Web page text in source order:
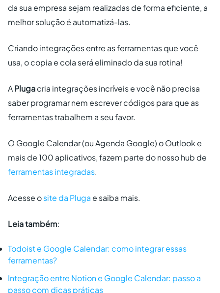
da sua empresa sejam realizadas de forma eficiente, a
melhor solução é automatizá-las.
Criando integrações entre as ferramentas que você
usa, o copia e cola será eliminado da sua rotina!
APlugacria integrações incríveis e você não precisa
saber programar nem escrever códigos para que as
ferramentas trabalhem a seu favor.
O Google Calendar (ou Agenda Google) o Outlook e
mais de 100 aplicativos, fazem parte do nosso hub de
ferramentas integradas.
Acesse osite da Pluga e saiba mais.
Leia também:
Todoist e Google Calendar: como integrar essas
ferramentas?
Integração entre Notion e Google Calendar: passo a
passo com dicas práticas